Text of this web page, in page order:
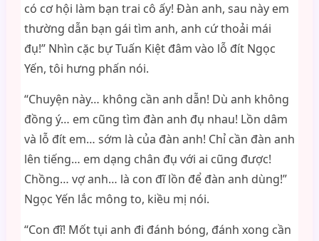
có cơ hội làm bạn trai cô ấy! Đàn anh, sau này em
thường dẫn bạn gái tìm anh, anh cứ thoải mái
đụ!” Nhìn cặc bự Tuấn Kiệt đâm vào lỗ đít Ngọc
Yến, tôi hưng phấn nói.
“Chuyện này… không cần anh dẫn! Dù anh không
đồng ý… em cũng tìm đàn anh đụ nhau! Lồn dâm
và lỗ đít em… sớm là của đàn anh! Chỉ cần đàn anh
lên tiếng… em dạng chân đụ với ai cũng được!
Chồng… vợ anh… là con đĩ lồn để đàn anh dùng!”
Ngọc Yến lắc mông to, kiều mị nói.
“Con đĩ! Mốt tụi anh đi đánh bóng, đánh xong cần